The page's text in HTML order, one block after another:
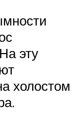
эту
холостом